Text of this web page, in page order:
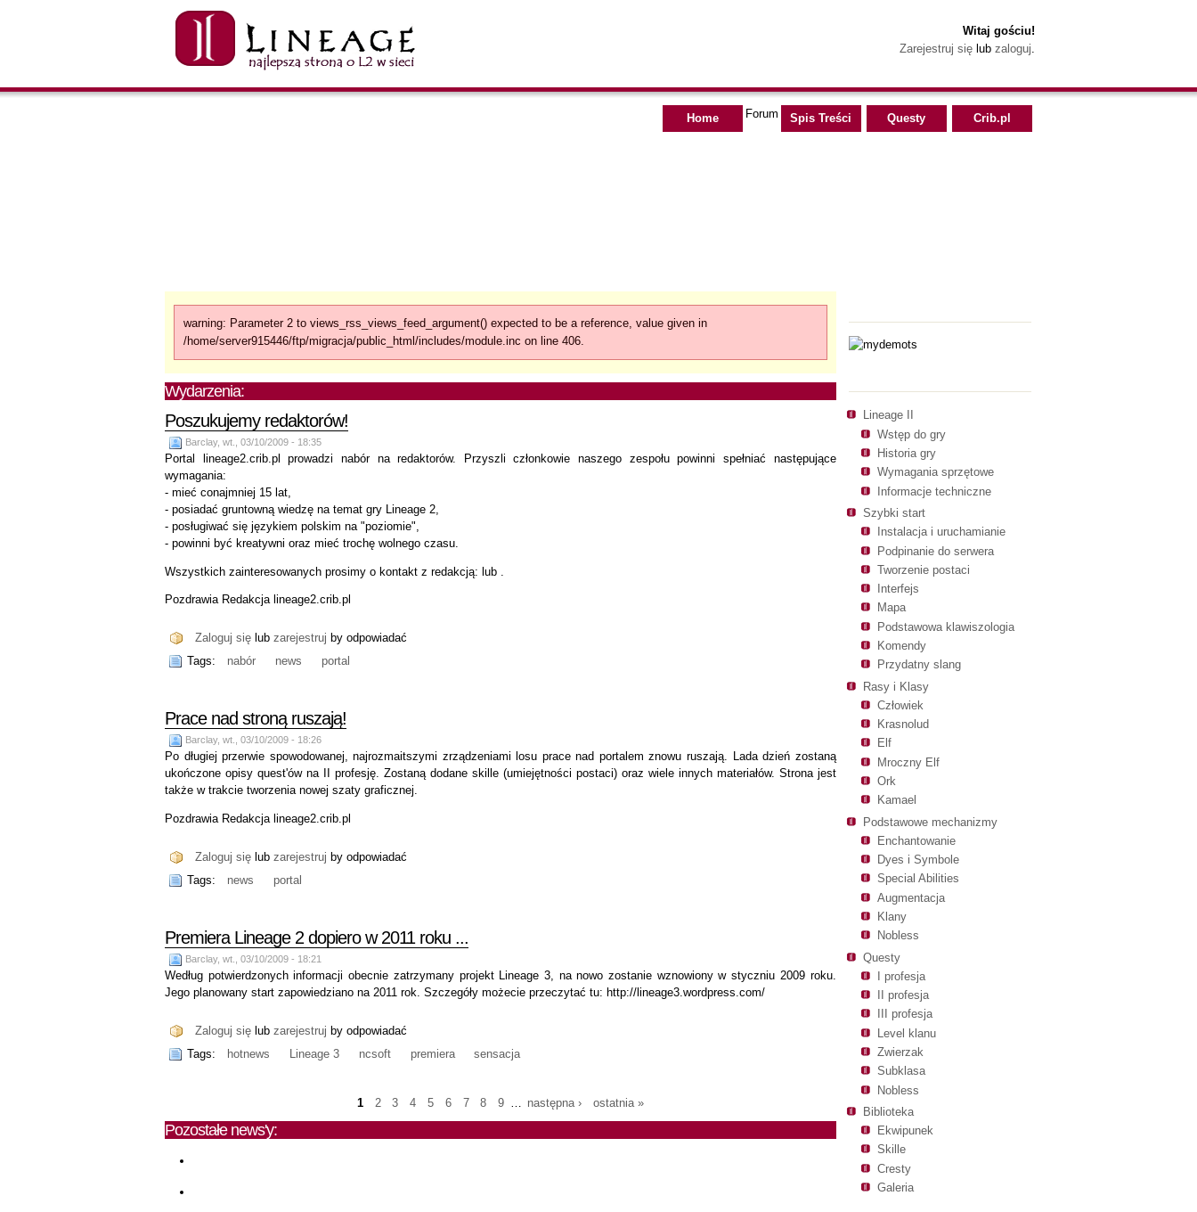
Witaj gościu!
Zarejestruj sięlub zaloguj.
Home Forum Spis Treści Questy Crib.pl
warning: Parameter 2 to views_rss_views_feed_argument() expected to be a reference, value given in
/home/server915446/ftp/migracja/public_html/includes/module.inc on line 406.
Wydarzenia:
Poszukujemy redaktorów!
Barclay, wt., 03/10/2009 - 18:35
Portal lineage2.crib.pl prowadzi nabór na redaktorów. Przyszli członkowie naszego zespołu powinni spełniać następujące
wymagania:
- mieć conajmniej 15 lat,
- posiadać gruntowną wiedzę na temat gry Lineage 2,
- posługiwać się językiem polskim na "poziomie",
- powinni być kreatywni oraz mieć trochę wolnego czasu.
Wszystkich zainteresowanych prosimy o kontakt z redakcją: lub .
Pozdrawia Redakcja lineage2.crib.pl
Zaloguj sięlub zarejestruj by odpowiadać
Tags:
nabór news portal
Prace nad stroną ruszają!
Barclay, wt., 03/10/2009 - 18:26
Po długiej przerwie spowodowanej, najrozmaitszymi zrządzeniami losu prace nad portalem znowu ruszają. Lada dzień zostaną
ukończone opisy quest'ów na II profesję. Zostaną dodane skille (umiejętności postaci) oraz wiele innych materiałów. Strona jest
także w trakcie tworzenia nowej szaty graficznej.
Pozdrawia Redakcja lineage2.crib.pl
Zaloguj sięlub zarejestruj by odpowiadać
Tags:
news portal
Premiera Lineage 2 dopiero w 2011 roku ...
Barclay, wt., 03/10/2009 - 18:21
Według potwierdzonych informacji obecnie zatrzymany projekt Lineage 3, na nowo zostanie wznowiony w styczniu 2009 roku.
Jego planowany start zapowiedziano na 2011 rok. Szczegóły możecie przeczytać tu: http://lineage3.wordpress.com/
Zaloguj sięlub zarejestruj by odpowiadać
Tags:
hotnews Lineage 3 ncsoft premiera sensacja
1 2 3 4 5 6 7 8 9 … następna › ostatnia »
Pozostałe news'y:
Lineage II
Wstęp do gry
Historia gry
Wymagania sprzętowe
Informacje techniczne
Szybki start
Instalacja i uruchamianie
Podpinanie do serwera
Tworzenie postaci
Interfejs
Mapa
Podstawowa klawiszologia
Komendy
Przydatny slang
Rasy i Klasy
Człowiek
Krasnolud
Elf
Mroczny Elf
Ork
Kamael
Podstawowe mechanizmy
Enchantowanie
Dyes i Symbole
Special Abilities
Augmentacja
Klany
Nobless
Questy
I profesja
II profesja
III profesja
Level klanu
Zwierzak
Subklasa
Nobless
Biblioteka
Ekwipunek
Skille
Cresty
Galeria